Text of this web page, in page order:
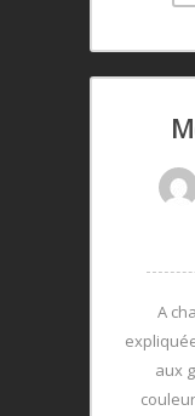
A
aux